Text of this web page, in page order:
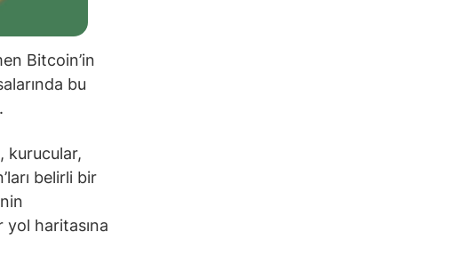
Bitcoin’in
bu
kurucular,
belirli bir
yol haritasına